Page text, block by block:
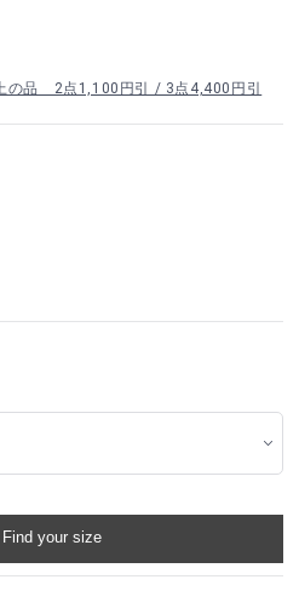
の品 2点1,100円引 / 3点4,400円引
Find your size